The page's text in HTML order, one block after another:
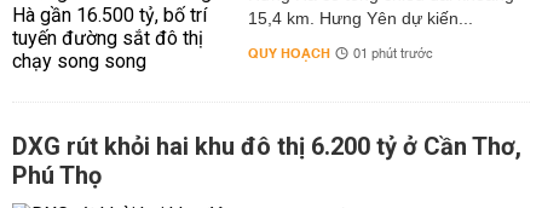
15,4 km. Hưng Yên dự kiến...
QUY HOẠCH 01 phút trước
DXG rút khỏi hai khu đô thị 6.200 tỷ ở Cần Thơ,
Phú Thọ